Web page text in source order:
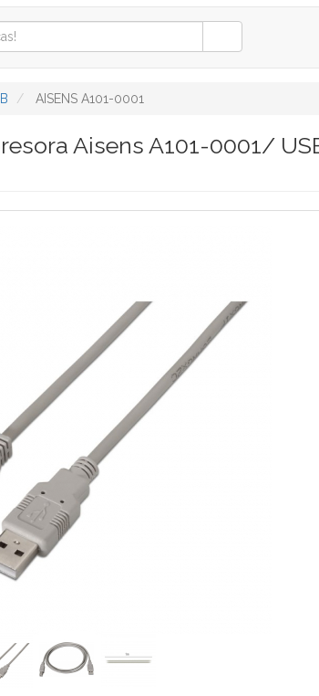
AISENS A101-0001
Aisens A101-0001/